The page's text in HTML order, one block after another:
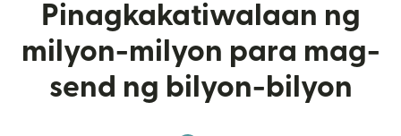
Pinagkakatiwalaan ng
milyon-milyon para mag-
send ng bilyon-bilyon